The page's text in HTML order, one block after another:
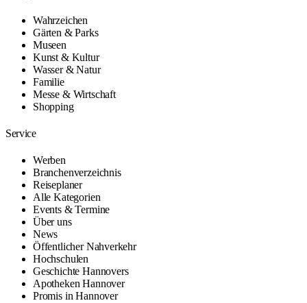
Wahrzeichen
Gärten & Parks
Museen
Kunst & Kultur
Wasser & Natur
Familie
Messe & Wirtschaft
Shopping
Service
Werben
Branchenverzeichnis
Reiseplaner
Alle Kategorien
Events & Termine
Über uns
News
Öffentlicher Nahverkehr
Hochschulen
Geschichte Hannovers
Apotheken Hannover
Promis in Hannover